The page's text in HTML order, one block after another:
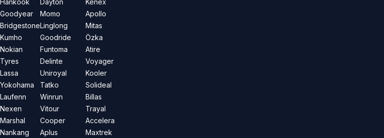
Hankook
Goodyear
Bridgestone
Kumho
Nokian
Tyres
Lassa
Yokohama
Laufenn
Nexen
Marshal
Nankang
Dayton
Momo
Linglong
Goodride
Funtoma
Delinte
Uniroyal
Tatko
Winrun
Vitour
Cooper
Aplus
Kenex
Apollo
Mitas
Özka
Atire
Voyager
Kooler
Solideal
Billas
Trayal
Accelera
Maxtrek